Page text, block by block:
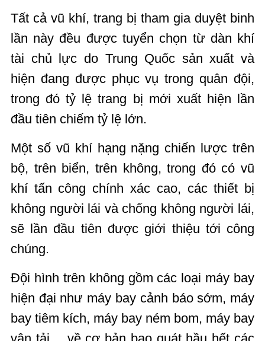
Tất cả vũ khí, trang bị tham gia duyệt binh
lần này đều được tuyển chọn từ dàn khí
tài chủ lực do Trung Quốc sản xuất và
hiện đang được phục vụ trong quân đội,
trong đó tỷ lệ trang bị mới xuất hiện lần
đầu tiên chiếm tỷ lệ lớn.
Một số vũ khí hạng nặng chiến lược trên
bộ, trên biển, trên không, trong đó có vũ
khí tấn công chính xác cao, các thiết bị
không người lái và chống không người lái,
sẽ lần đầu tiên được giới thiệu tới công
chúng.
Đội hình trên không gồm các loại máy bay
hiện đại như máy bay cảnh báo sớm, máy
bay tiêm kích, máy bay ném bom, máy bay